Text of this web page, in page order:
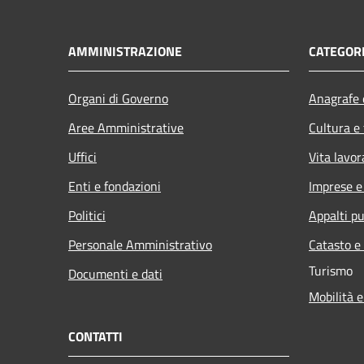
AMMINISTRAZIONE
Organi di Governo
Aree Amministrative
Uffici
Enti e fondazioni
Politici
Personale Amministrativo
Documenti e dati
Cultura
Vita
Imprese
Appalti
Catasto
Turismo
Mobilità
CONTATTI